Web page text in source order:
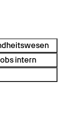
intern